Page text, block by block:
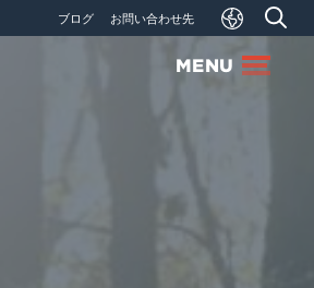
ブログ お問い合わせ先
MENU